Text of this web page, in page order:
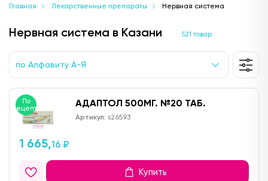
Главная Лекарственные препараты Нервная система
Нервная система в Казани 521 товар
по Алфавиту А-Я
По
рецепту
АДАПТОЛ 500МГ. №20 ТАБ.
Артикул: s26593
1 665,16 ₽
Купить